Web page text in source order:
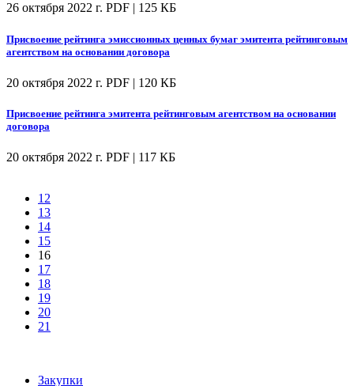
26 октября 2022 г. PDF | 125 КБ
Присвоение рейтинга эмиссионных ценных бумаг эмитента рейтинговым
агентством на основании договора
20 октября 2022 г. PDF | 120 КБ
Присвоение рейтинга эмитента рейтинговым агентством на основании
договора
20 октября 2022 г. PDF | 117 КБ
12
13
14
15
16
17
18
19
20
21
Закупки